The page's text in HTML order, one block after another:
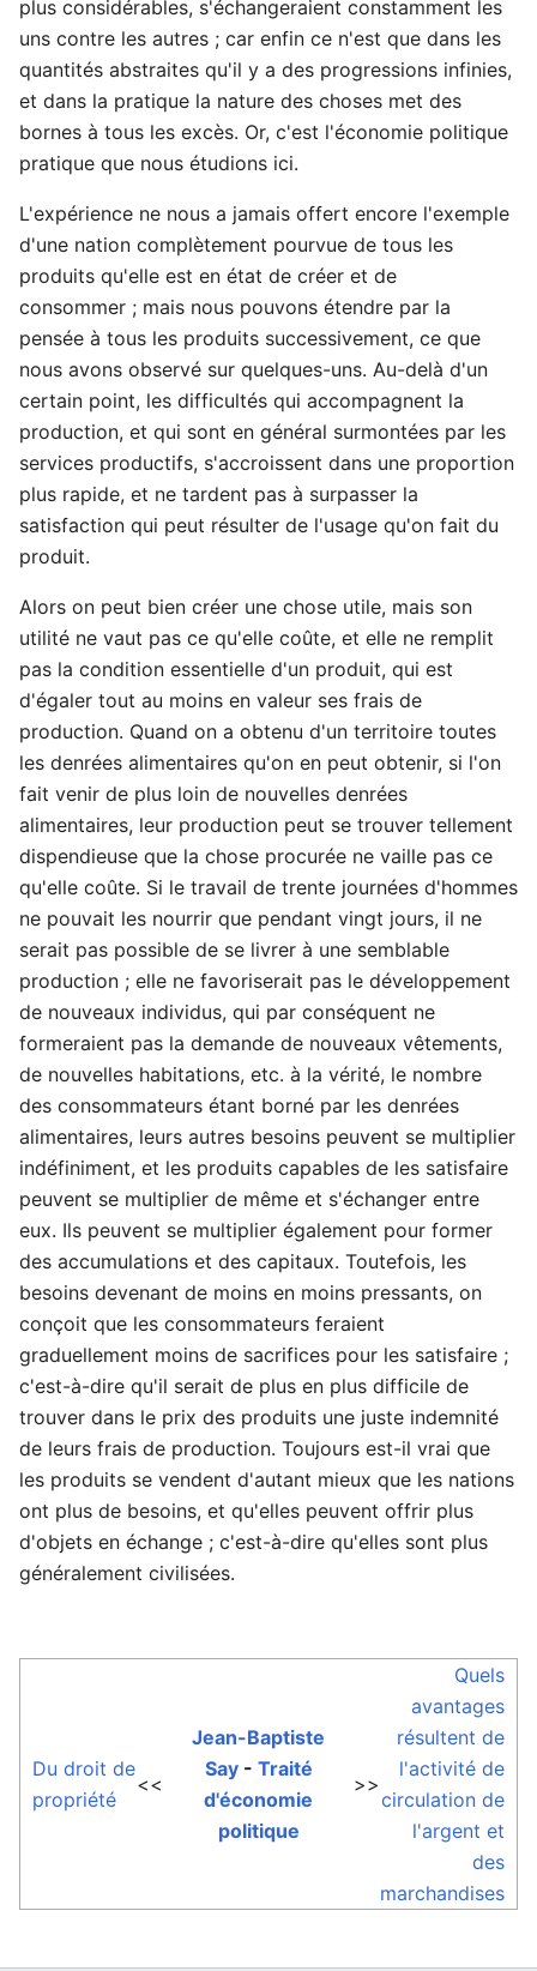
plus considérables, s'échangeraient constamment les
uns contre les autres ; car enfin ce n'est que dans les
quantités abstraites qu'il y a des progressions infinies,
et dans la pratique la nature des choses met des
bornes à tous les excès. Or, c'est l'économie politique
pratique que nous étudions ici.
L'expérience ne nous a jamais offert encore l'exemple
d'une nation complètement pourvue de tous les
produits qu'elle est en état de créer et de
consommer ; mais nous pouvons étendre par la
pensée à tous les produits successivement, ce que
nous avons observé sur quelques-uns. Au-delà d'un
certain point, les difficultés qui accompagnent la
production, et qui sont en général surmontées par les
services productifs, s'accroissent dans une proportion
plus rapide, et ne tardent pas à surpasser la
satisfaction qui peut résulter de l'usage qu'on fait du
produit.
Alors on peut bien créer une chose utile, mais son
utilité ne vaut pas ce qu'elle coûte, et elle ne remplit
pas la condition essentielle d'un produit, qui est
d'égaler tout au moins en valeur ses frais de
production. Quand on a obtenu d'un territoire toutes
les denrées alimentaires qu'on en peut obtenir, si l'on
fait venir de plus loin de nouvelles denrées
alimentaires, leur production peut se trouver tellement
dispendieuse que la chose procurée ne vaille pas ce
qu'elle coûte. Si le travail de trente journées d'hommes
ne pouvait les nourrir que pendant vingt jours, il ne
serait pas possible de se livrer à une semblable
production ; elle ne favoriserait pas le développement
de nouveaux individus, qui par conséquent ne
formeraient pas la demande de nouveaux vêtements,
de nouvelles habitations, etc. à la vérité, le nombre
des consommateurs étant borné par les denrées
alimentaires, leurs autres besoins peuvent se multiplier
indéfiniment, et les produits capables de les satisfaire
peuvent se multiplier de même et s'échanger entre
eux. Ils peuvent se multiplier également pour former
des accumulations et des capitaux. Toutefois, les
besoins devenant de moins en moins pressants, on
conçoit que les consommateurs feraient
graduellement moins de sacrifices pour les satisfaire ;
c'est-à-dire qu'il serait de plus en plus difficile de
trouver dans le prix des produits une juste indemnité
de leurs frais de production. Toujours est-il vrai que
les produits se vendent d'autant mieux que les nations
ont plus de besoins, et qu'elles peuvent offrir plus
d'objets en échange ; c'est-à-dire qu'elles sont plus
généralement civilisées.
Du droit de
propriété
<<
Jean-Baptiste
Say- Traité
d'économie
politique
>>
Quels
avantages
résultent de
l'activité de
circulation de
l'argent et
des
marchandises